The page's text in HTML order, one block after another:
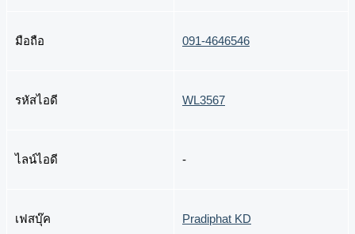
มือถือ 091-4646546
รหัสไอดี WL3567
ไลน์ไอดี -
เฟสบุ๊ค Pradiphat KD